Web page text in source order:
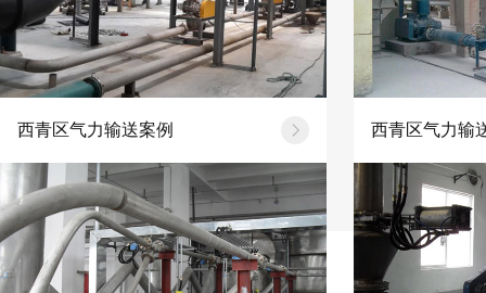
西青区气力输送案例 西青区气力输